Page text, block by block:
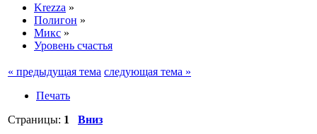
Krezza »
Полигон »
Микс »
Уровень счастья
« предыдущая тема следующая тема »
Печать
Страницы: 1 Вниз